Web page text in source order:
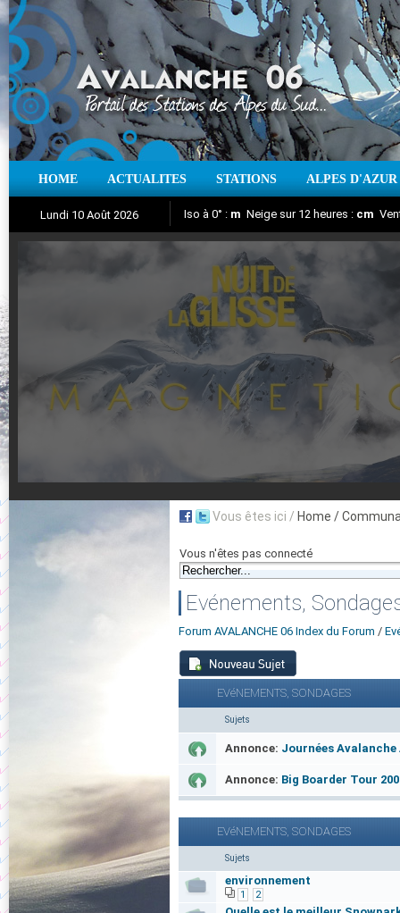
HOME ACTUALITES STATIONS ALPES D'AZUR
Lundi 10 Août 2026
Aujourd'hui : T° Min :
Iso à 0° : m Neige sur 12 heures : cm
Suivez en direct l'actualité des stations
Nuit de la Glisse 2018
Vous êtes ici / Home /
Vous n'êtes pas connecté
Evénements,
Forum AVALANCHE 06 Index du Forum /
EVéNEMENTS, SONDAGES
Sujets
Annonce: Journées Avalanche
Annonce: Big Boarder Tour
EVéNEMENTS, SONDAGES
Sujets
environnement
1 2